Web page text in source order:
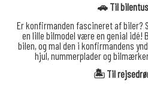
🚗 Til
Er konfirmanden fascineret af biler?
en lille bilmodel være en genial idé!
bilen, og mal den i konfirmandens
hjul, nummerplader og
🏝️ Til